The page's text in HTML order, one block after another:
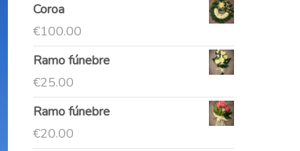
Coroa
€100.00
Ramo fúnebre
€25.00
Ramo fúnebre
€20.00